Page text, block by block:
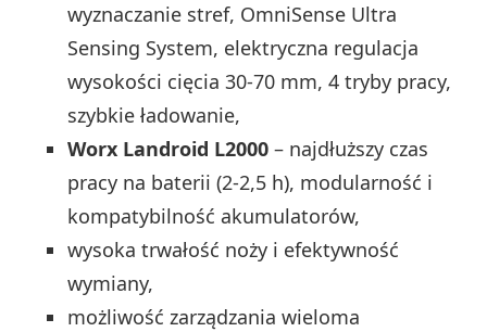
wyznaczanie stref, OmniSense Ultra
Sensing System, elektryczna regulacja
wysokości cięcia 30-70 mm, 4 tryby pracy,
szybkie ładowanie,
Worx Landroid L2000 – najdłuższy czas
pracy na baterii (2-2,5 h), modularność i
kompatybilność akumulatorów,
wysoka trwałość noży i efektywność
wymiany,
możliwość zarządzania wieloma